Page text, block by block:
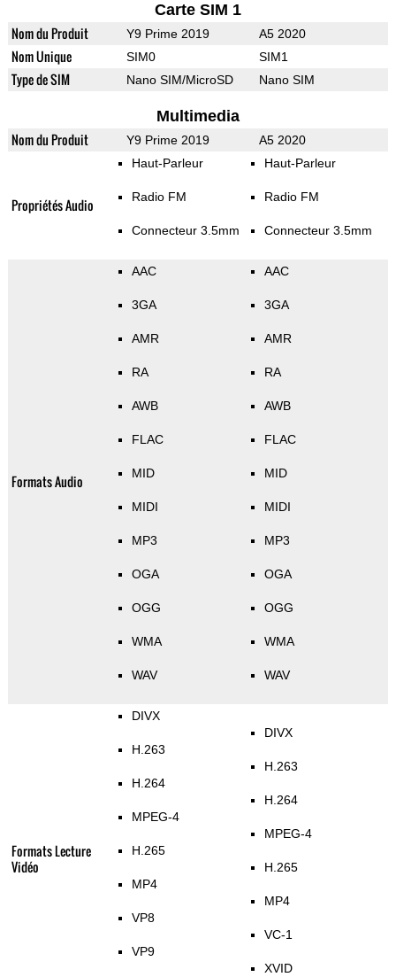
Carte SIM 1
Nom du Produit Y9 Prime 2019 A5 2020
Nom Unique SIM0 SIM1
Type de SIM Nano SIM/MicroSD Nano SIM
Multimedia
Nom du Produit Y9 Prime 2019 A5 2020
Propriétés Audio
Haut-Parleur
Radio FM
Connecteur 3.5mm
Haut-Parleur
Radio FM
Connecteur 3.5mm
Formats Audio
AAC
3GA
AMR
RA
AWB
FLAC
MID
MIDI
MP3
OGA
OGG
WMA
WAV
AAC
3GA
AMR
RA
AWB
FLAC
MID
MIDI
MP3
OGA
OGG
WMA
WAV
Formats Lecture
Vidéo
DIVX
H.263
H.264
MPEG-4
H.265
MP4
VP8
VP9
DIVX
H.263
H.264
MPEG-4
H.265
MP4
VC-1
XVID